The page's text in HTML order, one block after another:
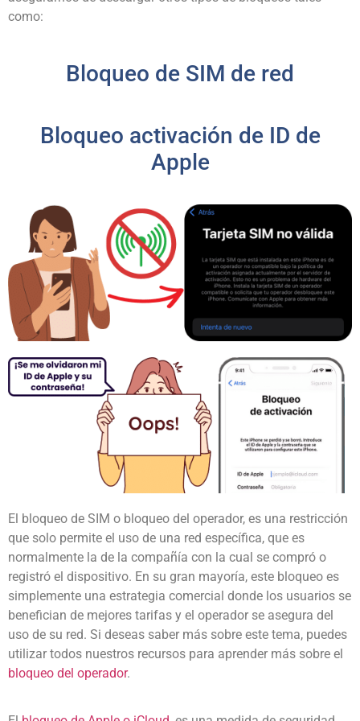
como:
Bloqueo de SIM de red
Bloqueo activación de ID de
Apple
El bloqueo de SIM o bloqueo del operador, es una restricción
que solo permite el uso de una red específica, que es
normalmente la de la compañía con la cual se compró o
registró el dispositivo. En su gran mayoría, este bloqueo es
simplemente una estrategia comercial donde los usuarios se
benefician de mejores tarifas y el operador se asegura del
uso de su red. Si deseas saber más sobre este tema, puedes
utilizar todos nuestros recursos para aprender más sobre el
bloqueo del operador.